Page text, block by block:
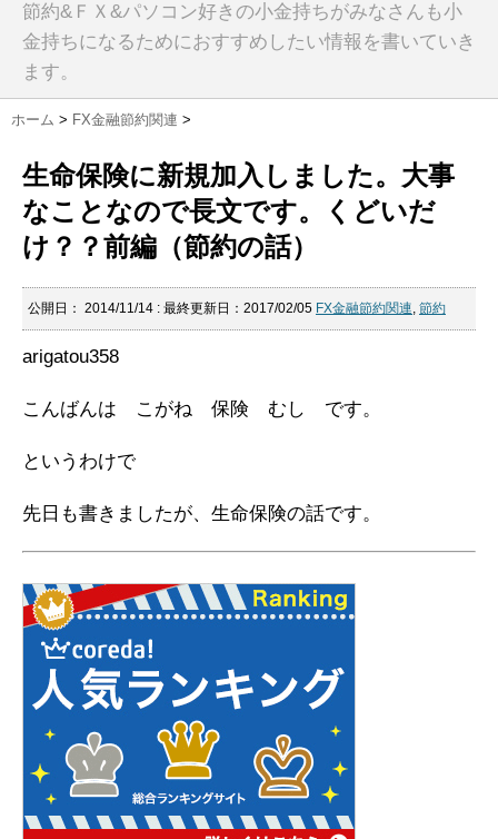
節約&ＦＸ&パソコン好きの小金持ちがみなさんも小
金持ちになるためにおすすめしたい情報を書いていき
ます。
ホーム > FX金融節約関連 >
生命保険に新規加入しました。大事
なことなので長文です。くどいだ
け？？前編（節約の話）
公開日： 2014/11/14 : 最終更新日：2017/02/05 FX金融節約関連, 節約
arigatou358
こんばんは こがね 保険 むし です。
というわけで
先日も書きましたが、生命保険の話です。